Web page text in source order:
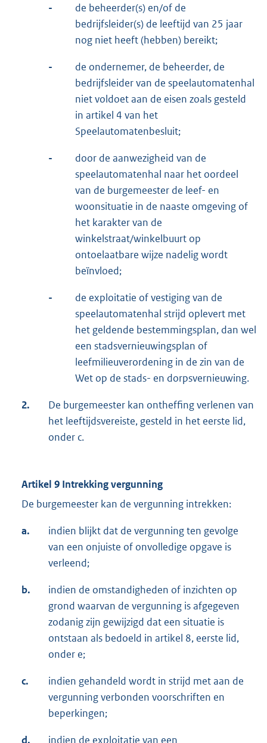
-
de beheerder(s) en/of de
bedrijfsleider(s) de leeftijd van 25 jaar
nog niet heeft (hebben) bereikt;
-
de ondernemer, de beheerder, de
bedrijfsleider van de speelautomatenhal
niet voldoet aan de eisen zoals gesteld
in artikel 4 van het
Speelautomatenbesluit;
-
door de aanwezigheid van de
speelautomatenhal naar het oordeel
van de burgemeester de leef- en
woonsituatie in de naaste omgeving of
het karakter van de
winkelstraat/winkelbuurt op
ontoelaatbare wijze nadelig wordt
beïnvloed;
-
de exploitatie of vestiging van de
speelautomatenhal strijd oplevert met
het geldende bestemmingsplan, dan wel
een stadsvernieuwingsplan of
leefmilieuverordening in de zin van de
Wet op de stads- en dorpsvernieuwing.
2.
De burgemeester kan ontheffing verlenen van
het leeftijdsvereiste, gesteld in het eerste lid,
onder c.
Artikel 9 Intrekking vergunning
De burgemeester kan de vergunning intrekken:
a.
indien blijkt dat de vergunning ten gevolge
van een onjuiste of onvolledige opgave is
verleend;
b.
indien de omstandigheden of inzichten op
grond waarvan de vergunning is afgegeven
zodanig zijn gewijzigd dat een situatie is
ontstaan als bedoeld in artikel 8, eerste lid,
onder e;
c.
indien gehandeld wordt in strijd met aan de
vergunning verbonden voorschriften en
beperkingen;
d. indien de exploitatie van een